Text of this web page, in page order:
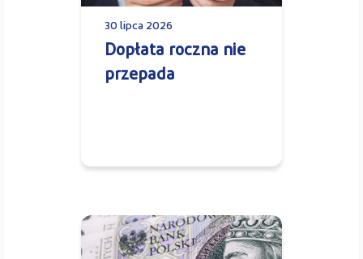
30 lipca 2026
Dopłata roczna nie
przepada